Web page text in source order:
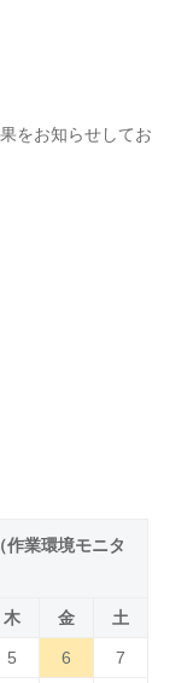
をお知らせしてお
作業環境モニタ
木 金 土
5 6 7